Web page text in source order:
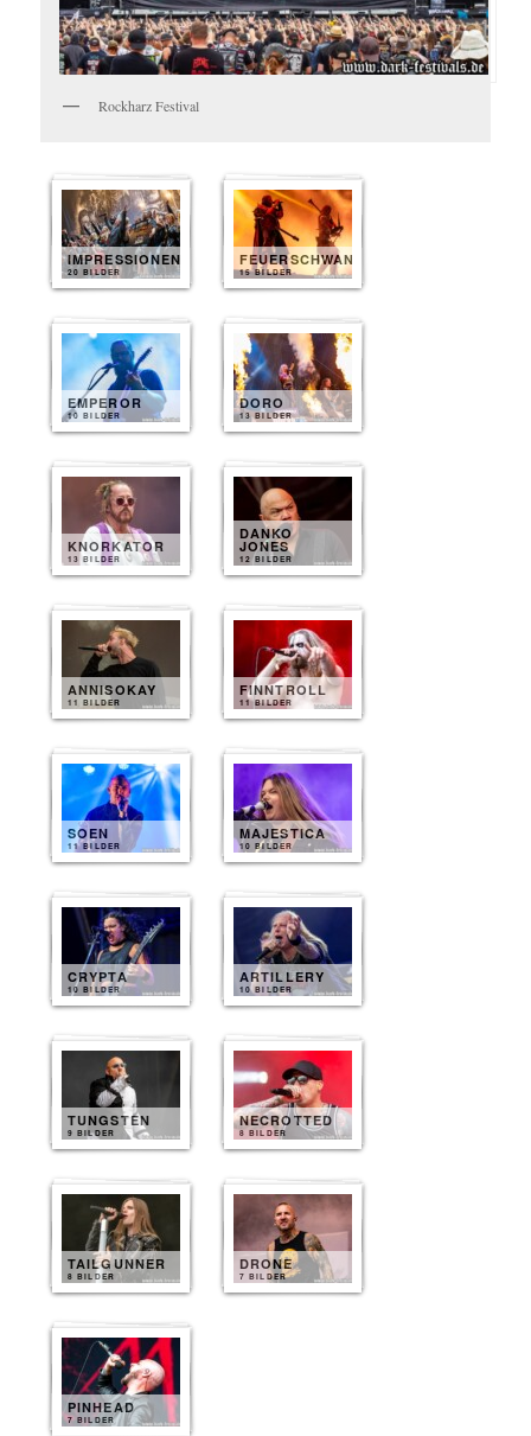
Rockharz Festival
IMPRESSIONEN
20 BILDER
FEUERSCHWANZ
15 BILDER
EMPEROR
10 BILDER
DORO
13 BILDER
KNORKATOR
13 BILDER
DANKO
JONES
12 BILDER
ANNISOKAY
11 BILDER
FINNTROLL
11 BILDER
SOEN
11 BILDER
MAJESTICA
10 BILDER
CRYPTA
10 BILDER
ARTILLERY
10 BILDER
TUNGSTEN
9 BILDER
NECROTTED
8 BILDER
TAILGUNNER
8 BILDER
DRONE
7 BILDER
PINHEAD
7 BILDER